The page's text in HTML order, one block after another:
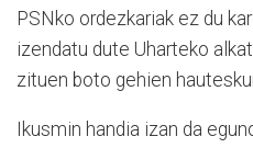
PSNko ordezkariak ez du
izendatu dute Uharteko
zituen boto gehien
Ikusmin handia izan da